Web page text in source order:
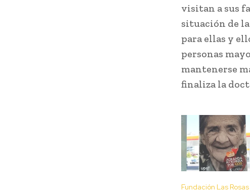
visitan a sus
situación de
para ellas y
personas
mantenerse
finaliza la
Fundación Las Rosas